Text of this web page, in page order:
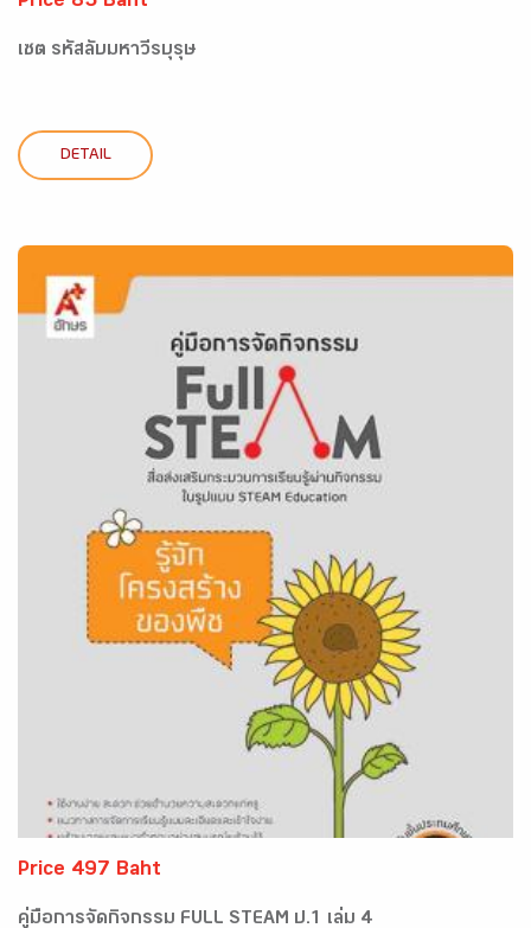
เซต รหัสลับมหาวีรบุรุษ
DETAIL
Price 497 Baht
คู่มือการจัดกิจกรรม FULL STEAM ป.1 เล่ม 4